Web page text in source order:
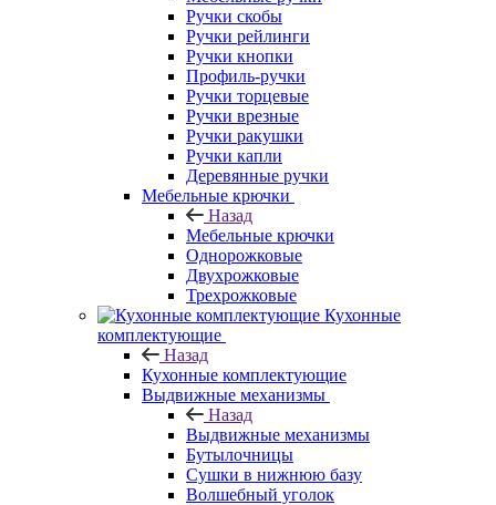
Ручки скобы
Ручки рейлинги
Ручки кнопки
Профиль-ручки
Ручки торцевые
Ручки врезные
Ручки ракушки
Ручки капли
Деревянные ручки
Мебельные крючки
Назад
Мебельные крючки
Однорожковые
Двухрожковые
Трехрожковые
Кухонные
комплектующие
Назад
Кухонные комплектующие
Выдвижные механизмы
Назад
Выдвижные механизмы
Бутылочницы
Сушки в нижнюю базу
Волшебный уголок